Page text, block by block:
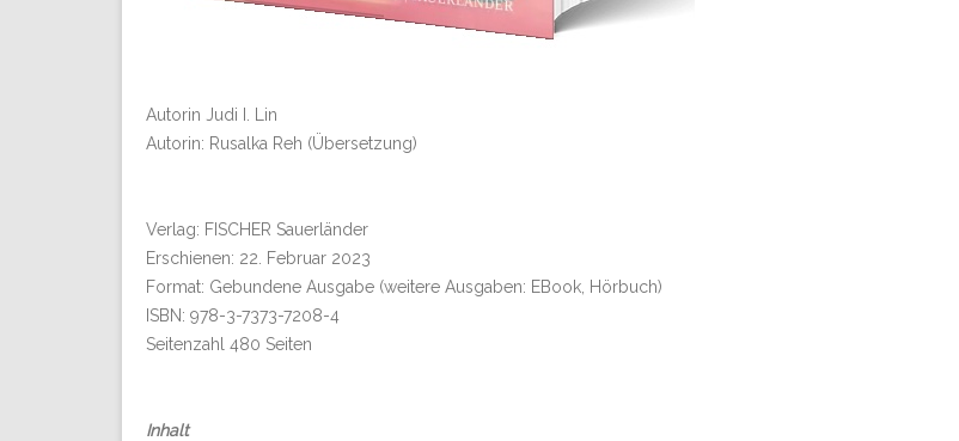
Autorin Judi I. Lin
Autorin: Rusalka Reh (Übersetzung)
Verlag: FISCHER Sauerländer
Erschienen: 22. Februar 2023
Format: Gebundene Ausgabe (weitere Ausgaben: EBook, Hörbuch)
ISBN: 978-3-7373-7208-4
Seitenzahl 480 Seiten
Inhalt